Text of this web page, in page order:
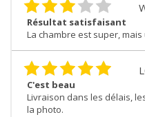
Résultat satisfaisant
La chambre est super,
C'est beau
Livraison dans les délais,
la photo.